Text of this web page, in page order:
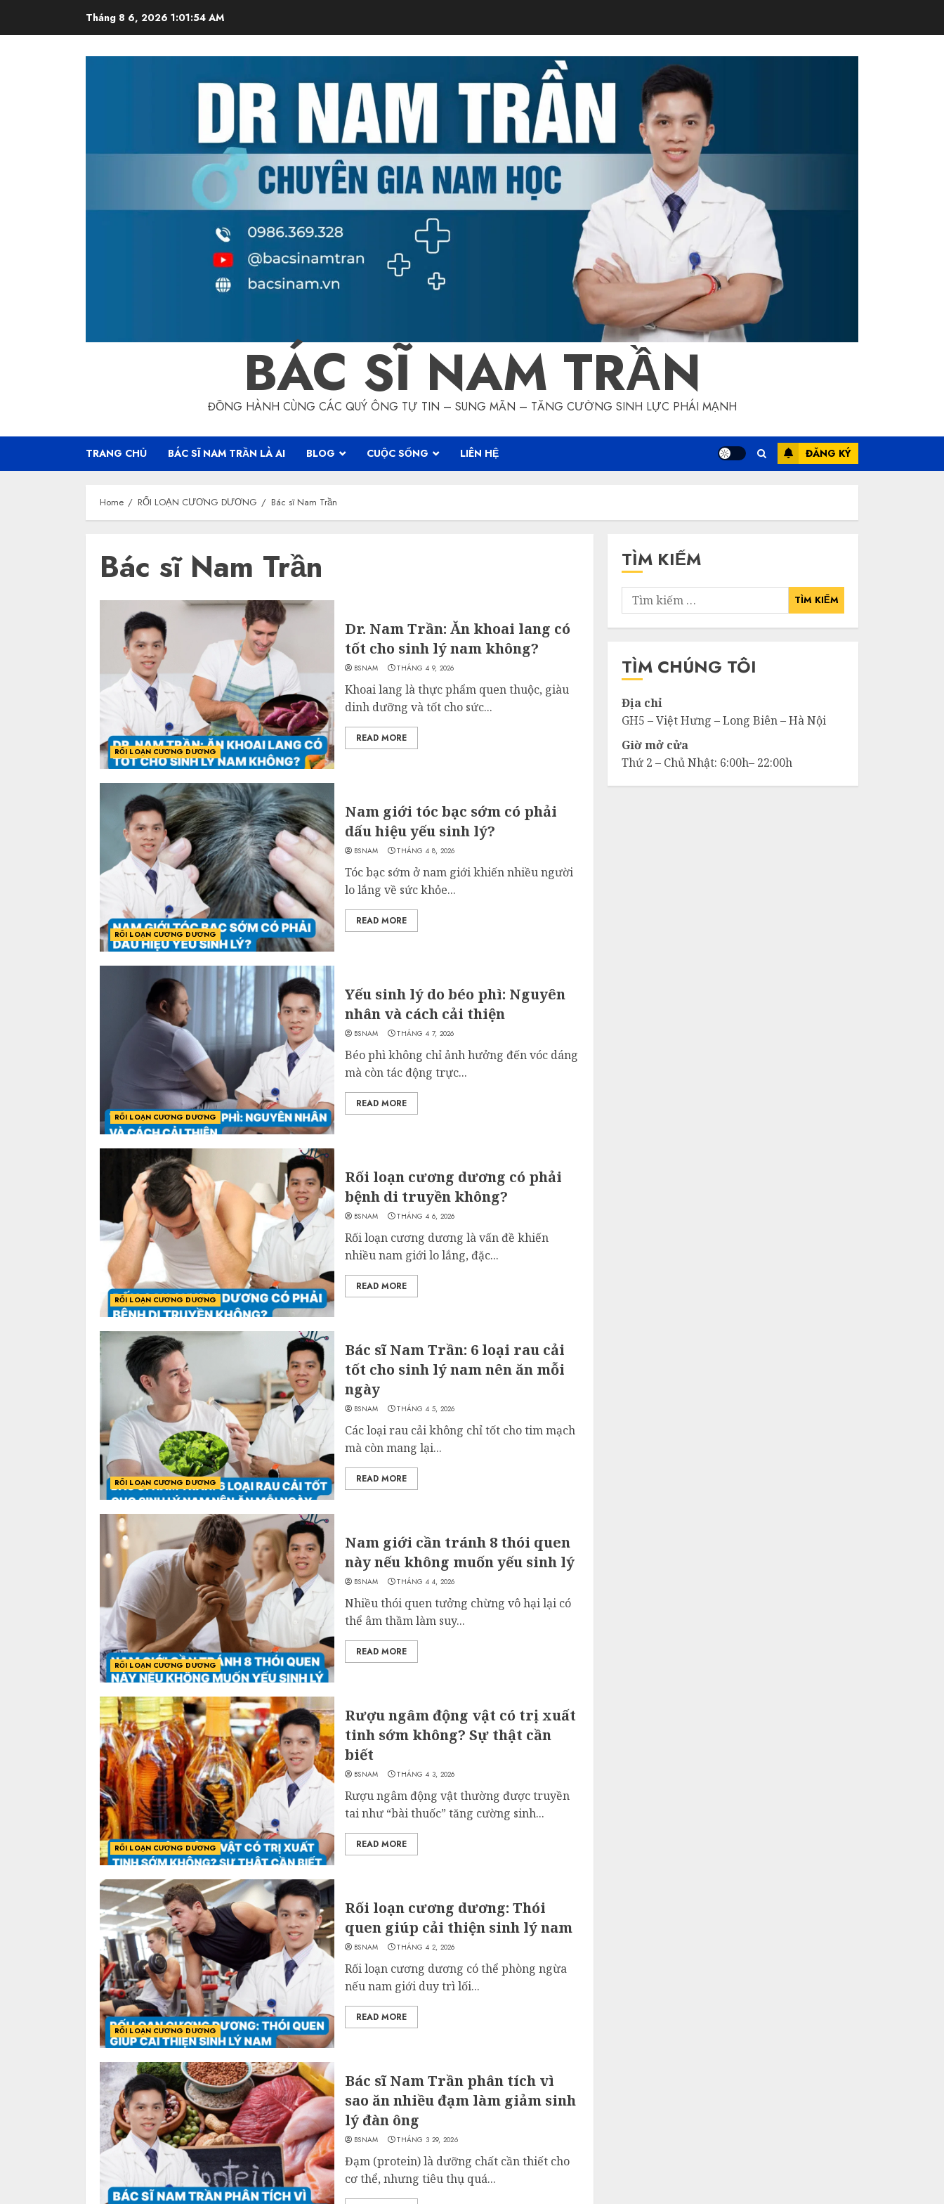
Tháng 8 6, 2026 1:01:55 AM
BÁC SĨ NAM TRẦN
ĐỒNG HÀNH CÙNG CÁC QUÝ ÔNG TỰ TIN – SUNG MÃN – TĂNG CƯỜNG SINH LỰC PHÁI MẠNH
TRANG CHỦ BÁC SĨ NAM TRẦN LÀ AI BLOG CUỘC SỐNG LIÊN HỆ ĐĂNG KÝ
Home RỐI LOẠN CƯƠNG DƯƠNG Bác sĩ Nam Trần
Bác sĩ Nam Trần
RỐI LOẠN CƯƠNG DƯƠNG
Dr. Nam Trần: Ăn khoai lang có
tốt cho sinh lý nam không?
BSNAM THÁNG 4 9, 2026
Khoai lang là thực phẩm quen thuộc, giàu
dinh dưỡng và tốt cho sức...
READ MORE
RỐI LOẠN CƯƠNG DƯƠNG
Nam giới tóc bạc sớm có phải
dấu hiệu yếu sinh lý?
BSNAM THÁNG 4 8, 2026
Tóc bạc sớm ở nam giới khiến nhiều người
lo lắng về sức khỏe...
READ MORE
RỐI LOẠN CƯƠNG DƯƠNG
Yếu sinh lý do béo phì: Nguyên
nhân và cách cải thiện
BSNAM THÁNG 4 7, 2026
Béo phì không chỉ ảnh hưởng đến vóc dáng
mà còn tác động trực...
READ MORE
RỐI LOẠN CƯƠNG DƯƠNG
Rối loạn cương dương có phải
bệnh di truyền không?
BSNAM THÁNG 4 6, 2026
Rối loạn cương dương là vấn đề khiến
nhiều nam giới lo lắng, đặc...
READ MORE
RỐI LOẠN CƯƠNG DƯƠNG
Bác sĩ Nam Trần: 6 loại rau cải
tốt cho sinh lý nam nên ăn mỗi
ngày
BSNAM THÁNG 4 5, 2026
Các loại rau cải không chỉ tốt cho tim mạch
mà còn mang lại...
READ MORE
RỐI LOẠN CƯƠNG DƯƠNG
Nam giới cần tránh 8 thói quen
này nếu không muốn yếu sinh lý
BSNAM THÁNG 4 4, 2026
Nhiều thói quen tưởng chừng vô hại lại có
thể âm thầm làm suy...
READ MORE
RỐI LOẠN CƯƠNG DƯƠNG
Rượu ngâm động vật có trị xuất
tinh sớm không? Sự thật cần
biết
BSNAM THÁNG 4 3, 2026
Rượu ngâm động vật thường được truyền
tai như “bài thuốc” tăng cường sinh...
READ MORE
RỐI LOẠN CƯƠNG DƯƠNG
Rối loạn cương dương: Thói
quen giúp cải thiện sinh lý nam
BSNAM THÁNG 4 2, 2026
Rối loạn cương dương có thể phòng ngừa
nếu nam giới duy trì lối...
READ MORE
Bác sĩ Nam Trần phân tích vì
sao ăn nhiều đạm làm giảm sinh
lý đàn ông
BSNAM THÁNG 3 29, 2026
Đạm (protein) là dưỡng chất cần thiết cho
cơ thể, nhưng tiêu thụ quá...
TÌM KIẾM
Tìm
kiếm
cho:
TÌM CHÚNG TÔI
Địa chỉ
GH5 – Việt Hưng – Long Biên – Hà Nội
Giờ mở cửa
Thứ 2 – Chủ Nhật: 6:00h– 22:00h